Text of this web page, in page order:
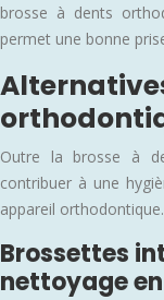
brosse à dents
permet une bonne
Outre la brosse à
contribuer à une
appareil orthodontique.
Brossettes
nettoyage